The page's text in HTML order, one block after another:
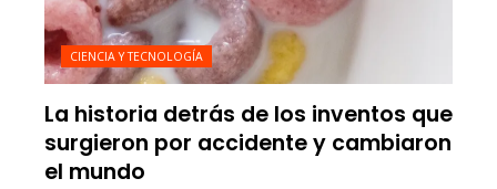
CIENCIA Y TECNOLOGÍA
La historia detrás de los inventos que
surgieron por accidente y cambiaron
el mundo